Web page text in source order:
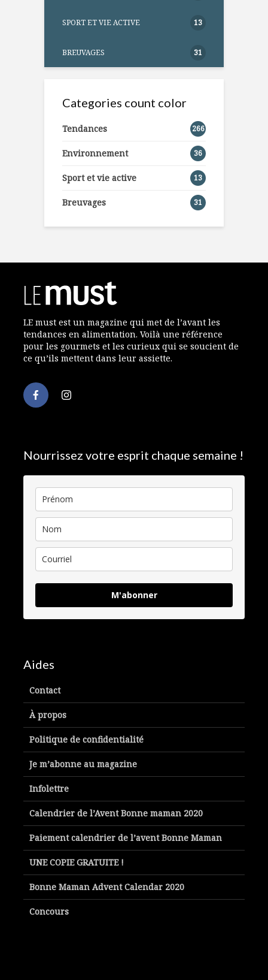
SPORT ET VIE ACTIVE 13
BREUVAGES 31
Categories count color
Tendances 266
Environnement 36
Sport et vie active 13
Breuvages 31
LE must est un magazine qui met de l’avant les
tendances en alimentation. Voilà une référence
pour les gourmets et les curieux qui se soucient de
ce qu’ils mettent dans leur assiette.
Nourrissez votre esprit chaque semaine !
M'abonner
Aides
Contact
À propos
Politique de confidentialité
Je m’abonne au magazine
Infolettre
Calendrier de l’Avent Bonne maman 2020
Paiement calendrier de l’avent Bonne Maman
UNE COPIE GRATUITE !
Bonne Maman Advent Calendar 2020
Concours